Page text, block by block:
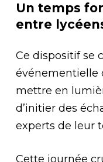
Un temps
entre
Ce dispositif se
événementielle
mettre en
d’initier des
experts de leur
Cette journée